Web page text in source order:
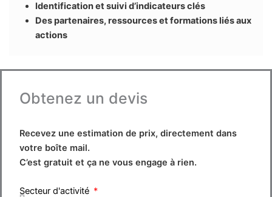
Identification et suivi d’indicateurs clés
Des partenaires, ressources et formations liés aux
actions
Obtenez un devis
Recevez une estimation de prix, directement dans
votre boîte mail.
C’est gratuit et ça ne vous engage à rien.
Secteur d'activité